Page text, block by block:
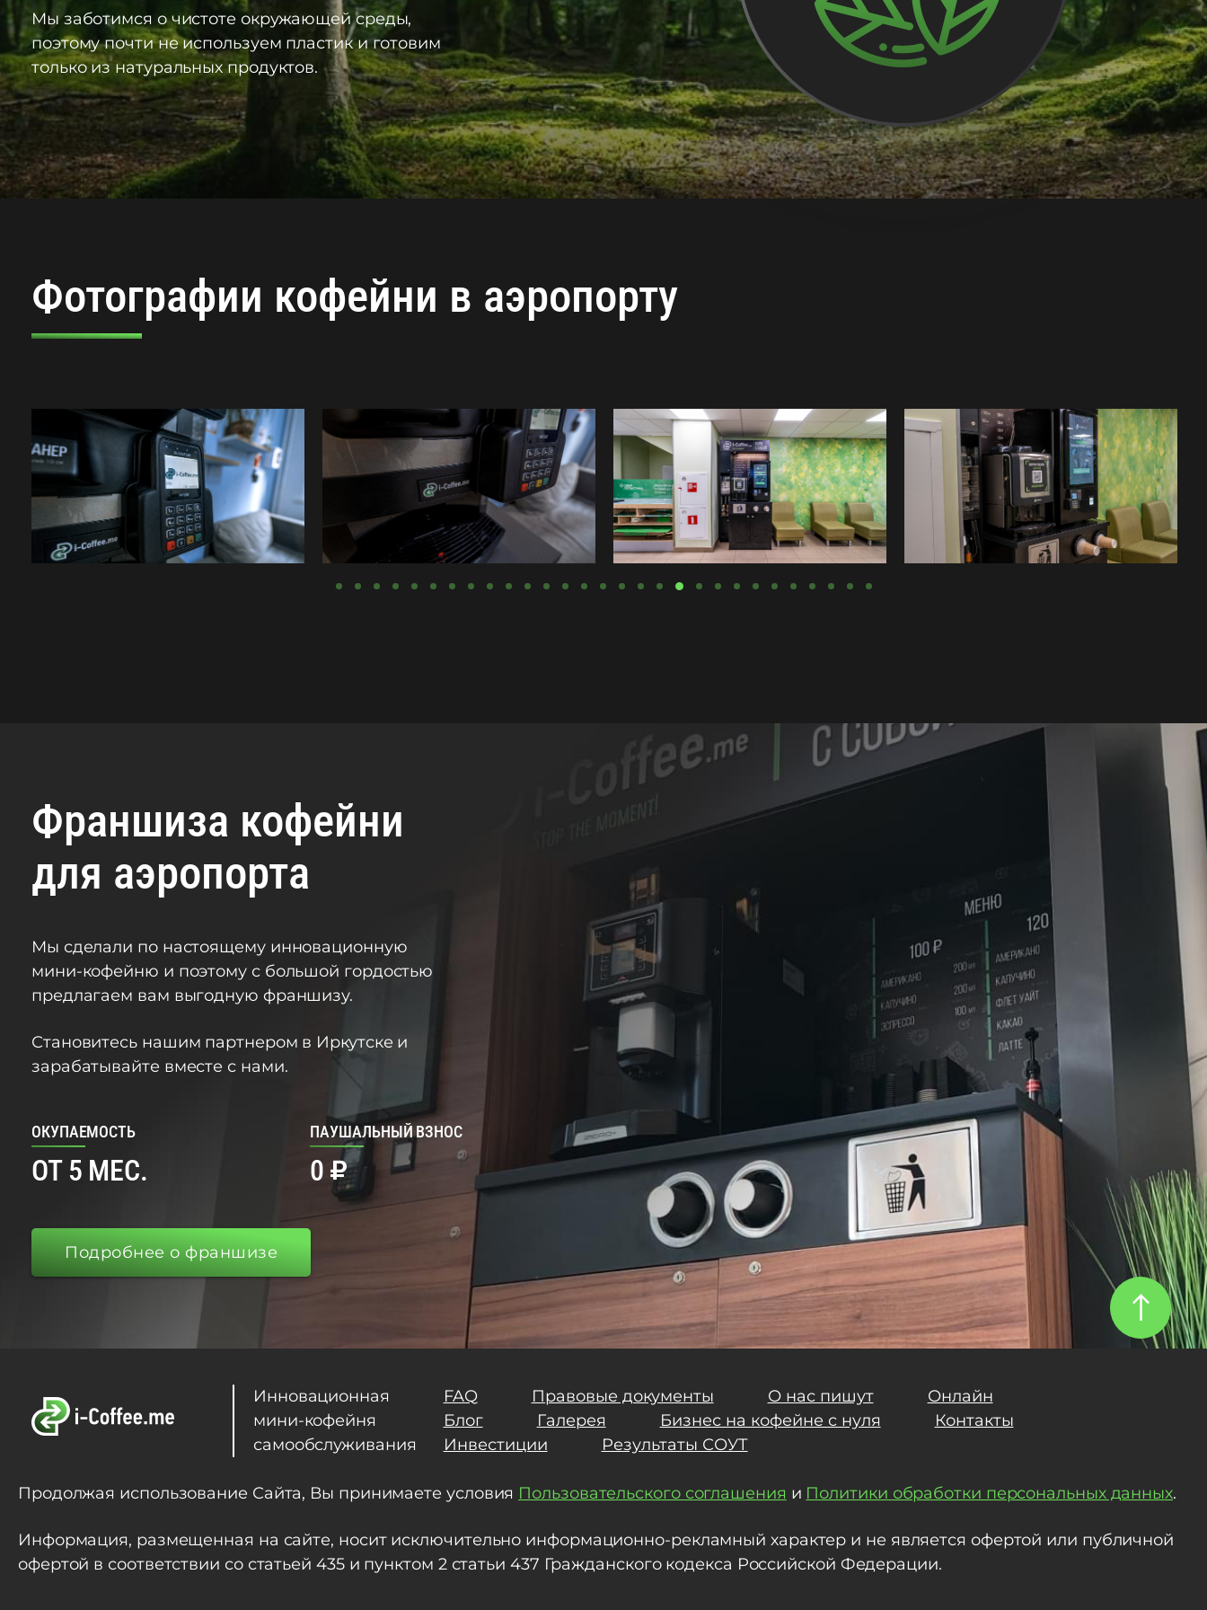
Мы заботимся о чистоте окружающей среды,
поэтому почти не используем пластик и готовим
только из натуральных продуктов.
Фотографии кофейни в аэропорту
Франшиза кофейни
для аэропорта
Мы сделали по настоящему инновационную
мини-кофейню и поэтому с большой гордостью
предлагаем вам выгодную франшизу.
Становитесь нашим партнером в Иркутске и
зарабатывайте вместе с нами.
ОКУПАЕМОСТЬ
ОТ 5 МЕС.
ПАУШАЛЬНЫЙ ВЗНОС
0
Подробнее о франшизе
Инновационная
мини-кофейня
самообслуживания
FAQ Правовые документы О нас пишут
Онлайн
Блог
Галерея Бизнес на кофейне с нуля
Контакты
Инвестиции
Результаты СОУТ
Продолжая использование Сайта, Вы принимаете условия Пользовательского соглашения и Политики обработки персональных данных.
Информация, размещенная на сайте, носит исключительно информационно-рекламный характер и не является офертой или публичной
офертой в соответствии со статьей 435 и пунктом 2 статьи 437 Гражданского кодекса Российской Федерации.